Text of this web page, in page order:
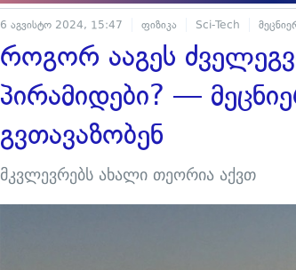
6 აგვისტო 2024, 15:47 ფიზიკა Sci-Tech
როგორ ააგეს
პირამიდები? —
გვთავაზობენ
მკვლევრებს ახალი თეორია აქვთ